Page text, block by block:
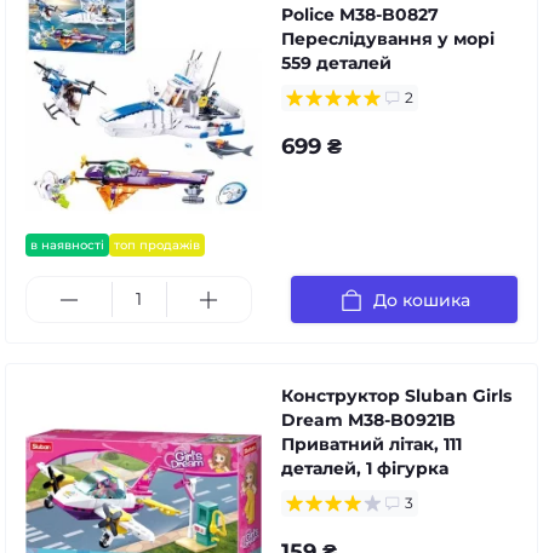
в наявності топ продажів
Police M38-B0827
Переслідування у морі
559 деталей
2
699 ₴
До кошика
Конструктор Sluban Girls
Dream M38-B0921B
Приватний літак, 111
деталей, 1 фігурка
3